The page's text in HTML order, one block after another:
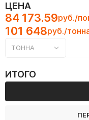
ЦЕНА
84 173.59руб./
101 648руб./
ТОННА
ИТОГО